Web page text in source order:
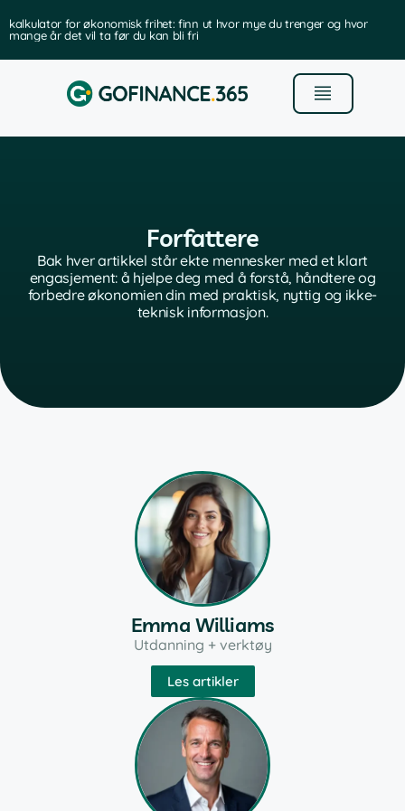
kalkulator for økonomisk frihet: finn ut hvor mye du trenger og hvor
mange år det vil ta før du kan bli fri
Forfattere
Bak hver artikkel står ekte mennesker med et klart
engasjement: å hjelpe deg med å forstå, håndtere og
forbedre økonomien din med praktisk, nyttig og ikke-
teknisk informasjon.
Emma Williams
Utdanning + verktøy
Les artikler